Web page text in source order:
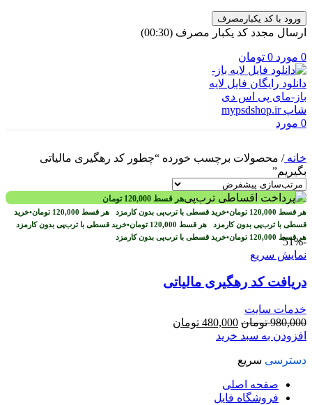
ورود با کد یکبارمصرف
ارسال مجدد کد یکبار مصرف (00:
30
)
0 مورد 0 تومان
0 مورد
خانه/ محصولات برچسب خورده “چطور کد رهگیری مالیاتی
بگیریم”
هر قسط 120,000 تومان
هر قسط 120,000 تومان•خرید قسطی با ترب‌پی بدون کارمزد هر قسط 120,000 تومان•خرید
قسطی با ترب‌پی بدون کارمزد هر قسط 120,000 تومان•خرید قسطی با ترب‌پی بدون کارمزد
هر قسط 120,000 تومان•خرید قسطی با ترب‌پی بدون کارمزد
-51%
نمایش سریع
دریافت کد رهگیری مالیاتی
خدمات سایت
980,000 تومان قیمت
اصلی
بود.
480,000 تومان
افزودن به سبد خرید
دسترسی سریع
صفحه اصلی
فروشگاه فایل